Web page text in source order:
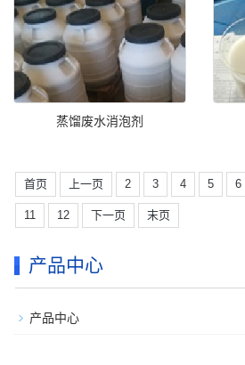
蒸馏废水消泡剂
首页 上一页 2 3 4 5 6
11 12 下一页 末页
产品中心
产品中心